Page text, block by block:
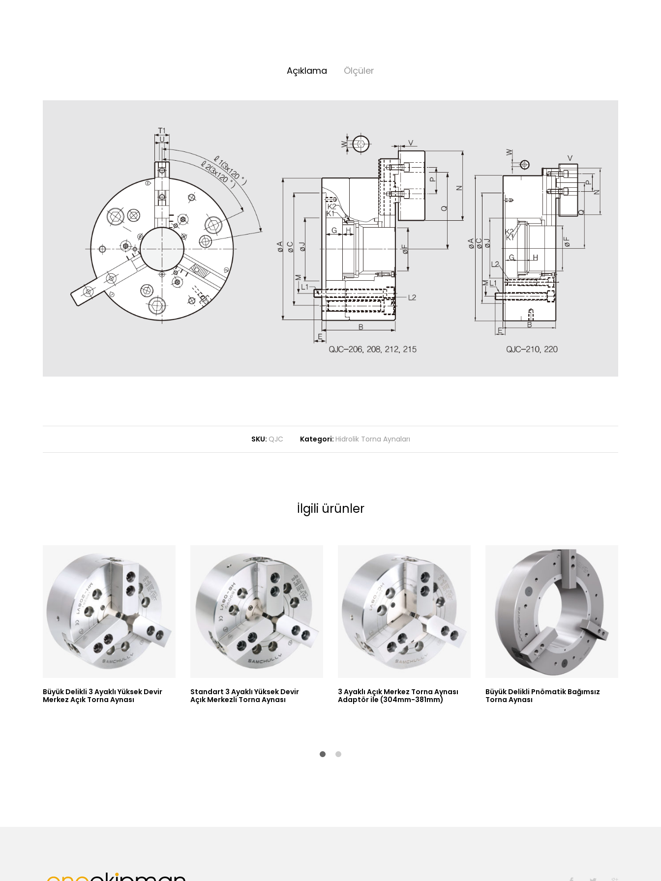
Açıklama Ölçüler
SKU: QJC Kategori: Hidrolik Torna Aynaları
İlgili ürünler
Büyük Delikli 3 Ayaklı Yüksek Devir
Merkez Açık Torna Aynası
Standart 3 Ayaklı Yüksek Devir
Açık Merkezli Torna Aynası
3 Ayaklı Açık Merkez Torna Aynası
Adaptör ile (304mm-381mm)
Büyük Delikli Pnömatik Bağımsız
Torna Aynası